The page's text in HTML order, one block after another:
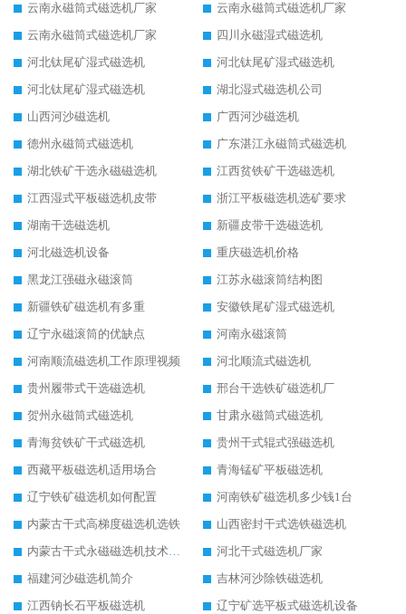
云南永磁筒式磁选机厂家
云南永磁筒式磁选机厂家
云南永磁筒式磁选机厂家
四川永磁湿式磁选机
河北钛尾矿湿式磁选机
河北钛尾矿湿式磁选机
河北钛尾矿湿式磁选机
湖北湿式磁选机公司
山西河沙磁选机
广西河沙磁选机
德州永磁筒式磁选机
广东湛江永磁筒式磁选机
湖北铁矿干选永磁磁选机
江西贫铁矿干选磁选机
江西湿式平板磁选机皮带
浙江平板磁选机选矿要求
湖南干选磁选机
新疆皮带干选磁选机
河北磁选机设备
重庆磁选机价格
黑龙江强磁永磁滚筒
江苏永磁滚筒结构图
新疆铁矿磁选机有多重
安徽铁尾矿湿式磁选机
辽宁永磁滚筒的优缺点
河南永磁滚筒
河南顺流磁选机工作原理视频
河北顺流式磁选机
贵州履带式干选磁选机
邢台干选铁矿磁选机厂
贺州永磁筒式磁选机
甘肃永磁筒式磁选机
青海贫铁矿干式磁选机
贵州干式辊式强磁选机
西藏平板磁选机适用场合
青海锰矿平板磁选机
辽宁铁矿磁选机如何配置
河南铁矿磁选机多少钱1台
内蒙古干式高梯度磁选机选铁
山西密封干式选铁磁选机
内蒙古干式永磁磁选机技术要求
河北干式磁选机厂家
福建河沙磁选机简介
吉林河沙除铁磁选机
江西钠长石平板磁选机
辽宁矿选平板式磁选机设备